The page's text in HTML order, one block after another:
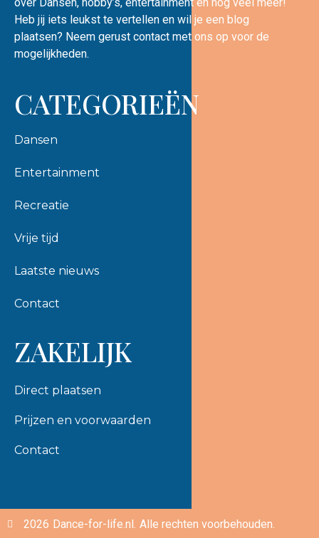
Heb jij iets leukst te vertellen en wil je een blog
plaatsen? Neem gerust contact met ons op voor de
mogelijkheden.
CATEGORIEËN
Dansen
Entertainment
Recreatie
Vrije tijd
Laatste nieuws
Contact
ZAKELIJK
Direct plaatsen
Prijzen en voorwaarden
Contact
2026 Dance-for-life.nl. Alle rechten voorbehouden.